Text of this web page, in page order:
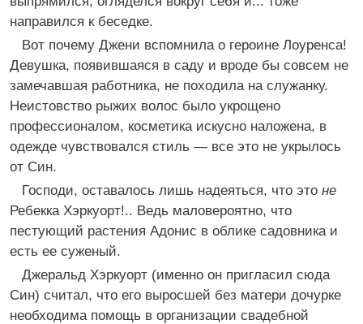
направился к беседке.
Вот почему Джени вспомнила о героине Лоуренса!
Девушка, появившаяся в саду и вроде бы совсем не
замечавшая работника, не походила на служанку.
Неистовство рыжих волос было укрощено
профессионалом, косметика искусно наложена, в
одежде чувствовался стиль — все это не укрылось
от Син.
Господи, оставалось лишь надеяться, что это не
Ребекка Хэркуорт!.. Ведь маловероятно, что
пестующий растения Адонис в облике садовника и
есть ее суженый.
Джеральд Хэркуорт (именно он пригласил сюда
Син) считал, что его выросшей без матери дочурке
необходима помощь в организации свадебной